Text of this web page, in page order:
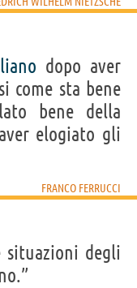
dopo aver
come sta bene
bene della
elogiato gli
FRANCO FERRUCCI
situazioni degli